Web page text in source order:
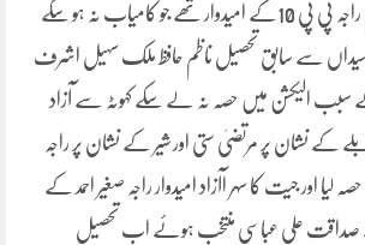
ن کے امیدوار قمرالسلام راجہ پی پی 10کے امیدوار تھے جو کامیاب نہ ہو سکے
سے سابق تحصیل ناظم حافظ ملک سہیل اشرف
کے سبب الیکشن میں حصہ نہ لے سکے کہوٹہ سے آزاد
بلے کے نشان پر مرتضیٰ ستی اور شیر کے نشان پر راجہ
لیا اور جیت کا سہر اآزاد امیدوار راجہ صغیر احمد کے
سے صداقت علی عباسی منتخب ہوئے اب تحصیل